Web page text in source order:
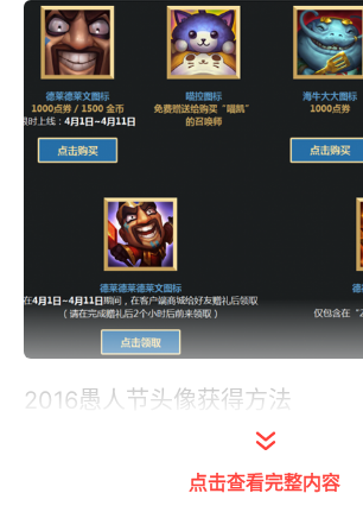
2016愚人节头像获得方法
http://lol.qq.com/act/
点击查看完整内容